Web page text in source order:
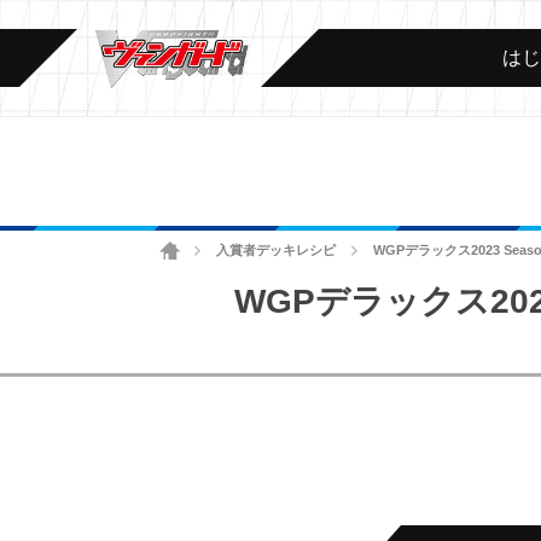
は
ホーム 入賞者デッキレシピ WGPデラックス2023
WGPデラックス